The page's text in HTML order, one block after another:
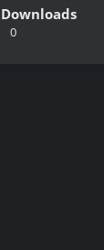
Downloads
0